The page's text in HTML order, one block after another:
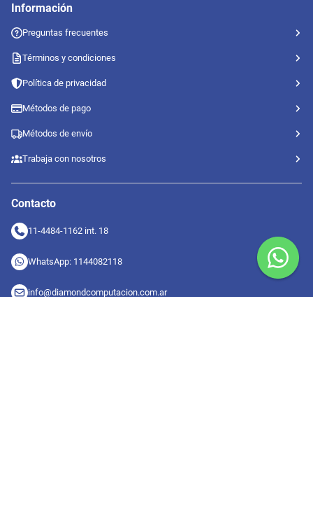
Información
Preguntas frecuentes
Términos y condiciones
Política de privacidad
Métodos de pago
Métodos de envío
Trabaja con nosotros
Contacto
11-4484-1162 int. 18
WhatsApp: 1144082118
info@diamondcomputacion.com.ar